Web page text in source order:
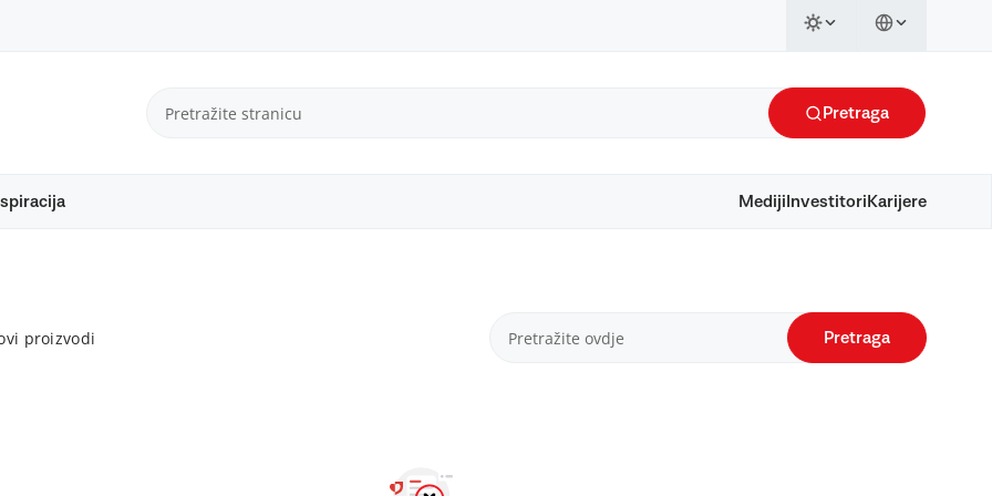
Pretraga
Mediji Investitori Karijere
proizvodi Pretraga